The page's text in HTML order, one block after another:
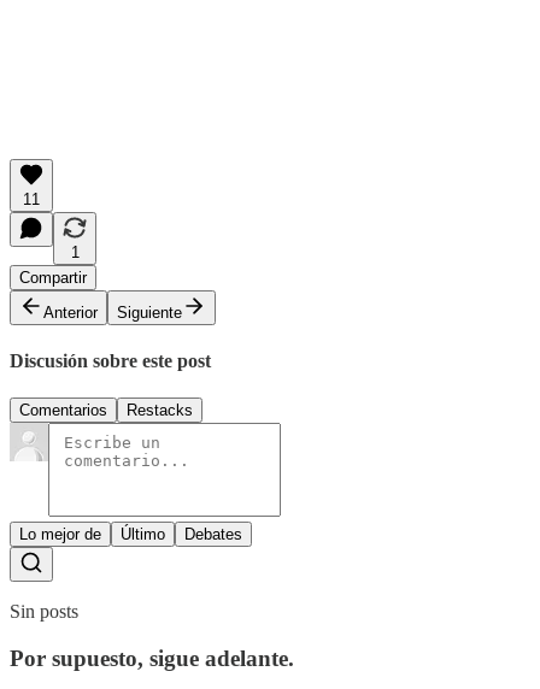
11
1
Compartir
Anterior
Siguiente
Discusión sobre este post
Comentarios Restacks
Lo mejor de Último Debates
Sin posts
Por supuesto, sigue adelante.